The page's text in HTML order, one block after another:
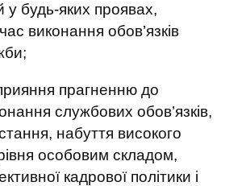
у будь-яких проявах,
час виконання обов’язків
прагненню до
службових обов’язків,
набуття високого
особовим складом,
кадрової політики і